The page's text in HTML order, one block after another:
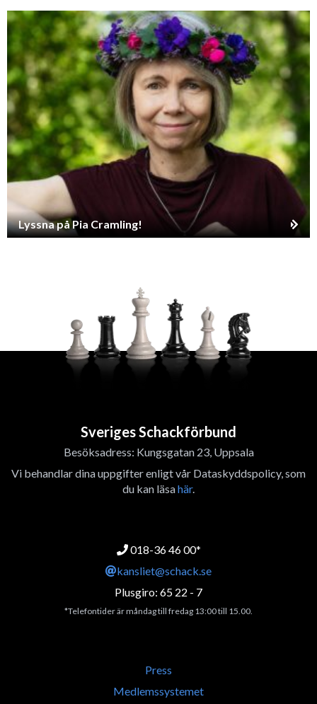
Lyssna på Pia Cramling!
Sveriges Schackförbund
Besöksadress: Kungsgatan 23, Uppsala
Vi behandlar dina uppgifter enligt vår Dataskyddspolicy, som
du kan läsahär.
018-36 46 00*
kansliet@schack.se
Plusgiro: 65 22 - 7
*Telefontider är måndag till fredag 13:00 till 15.00.
Press
Medlemssystemet